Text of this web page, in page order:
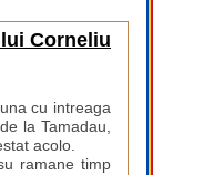
Corneliu
cu intreaga
la Tamadau,
acolo.
ramane timp